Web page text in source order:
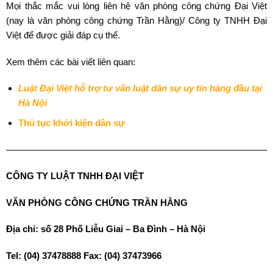
Mọi thắc mắc vui lòng liên hệ văn phòng công chứng Đại Việt
(nay là văn phòng công chứng Trần Hằng)/ Công ty TNHH Đại
Việt để được giải đáp cụ thể.
Xem thêm các bài viết liên quan:
Luật Đại Việt hỗ trợ tư vấn luật dân sự uy tín hàng đầu tại
Hà Nội
Thủ tục khởi kiện dân sự
————————————————————————————–
CÔNG TY LUẬT TNHH ĐẠI VIỆT
VĂN PHÒNG CÔNG CHỨNG TRẦN HẰNG
Địa chỉ: số 28 Phố Liễu Giai – Ba Đình – Hà Nội
Tel: (04) 37478888 Fax: (04) 37473966